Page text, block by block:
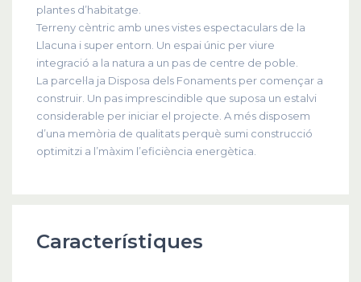
plantes d’habitatge.
Terreny cèntric amb unes vistes espectaculars de la
Llacuna i super entorn. Un espai únic per viure
integració a la natura a un pas de centre de poble.
La parcel·la ja Disposa dels Fonaments per començar a
construir. Un pas imprescindible que suposa un estalvi
considerable per iniciar el projecte. A més disposem
d’una memòria de qualitats perquè sumi construcció
optimitzi a l’màxim l’eficiència energètica.
Característiques